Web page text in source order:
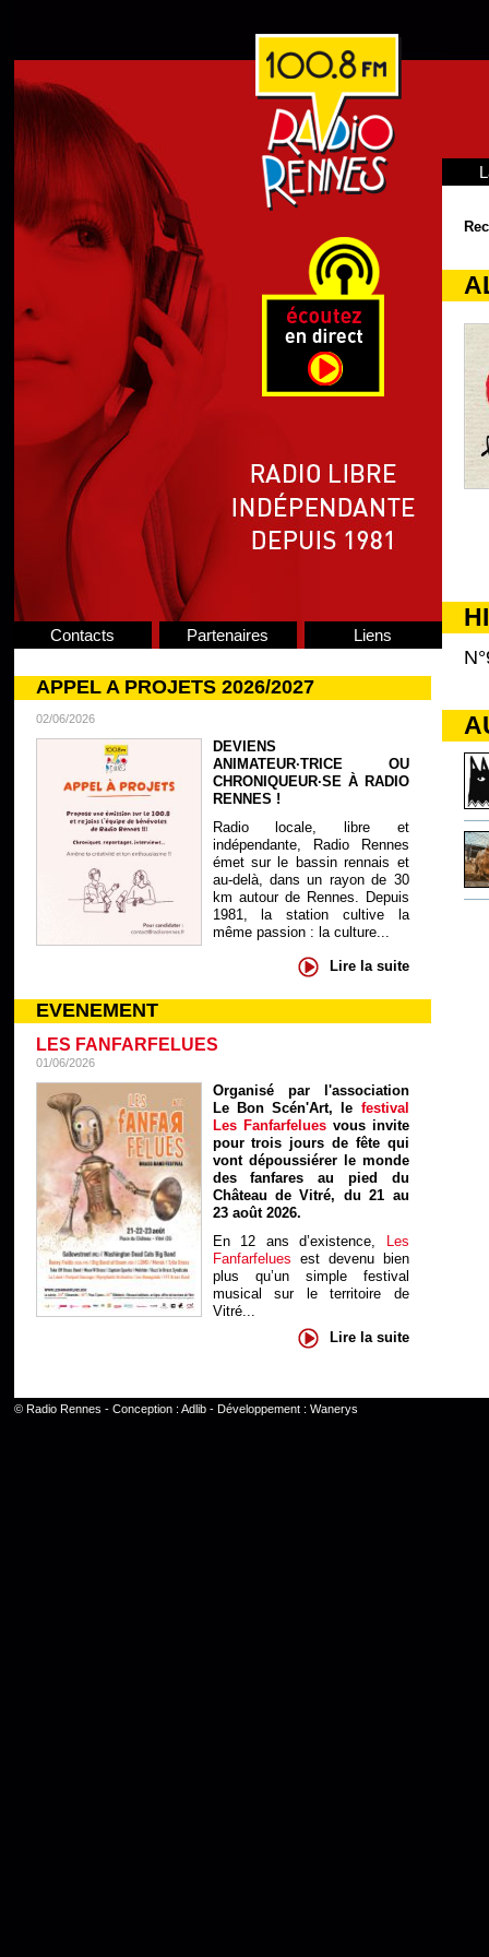
Contacts Partenaires Liens
APPEL A PROJETS 2026/2027
02/06/2026
DEVIENS
ANIMATEUR·TRICE OU
CHRONIQUEUR·SE À RADIO
RENNES !
Radio locale, libre et
indépendante, Radio Rennes
émet sur le bassin rennais et
au-delà, dans un rayon de 30
km autour de Rennes. Depuis
1981, la station cultive la
même passion : la culture...
Lire la suite
EVENEMENT
LES FANFARFELUES
01/06/2026
Organisé par l'association
Le Bon Scén'Art, le festival
Les Fanfarfelues vous invite
pour trois jours de fête qui
vont dépoussiérer le monde
des fanfares au pied du
Château de Vitré, du 21 au
23 août 2026.
En 12 ans d’existence, Les
Fanfarfelues est devenu bien
plus qu’un simple festival
musical sur le territoire de
Vitré...
Lire la suite
© Radio Rennes - Conception : Adlib- Développement : Wanerys